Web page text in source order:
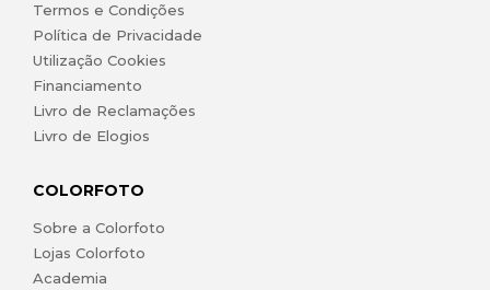
Termos e Condições
Política de Privacidade
Utilização Cookies
Financiamento
Livro de Reclamações
Livro de Elogios
COLORFOTO
Sobre a Colorfoto
Lojas Colorfoto
Academia